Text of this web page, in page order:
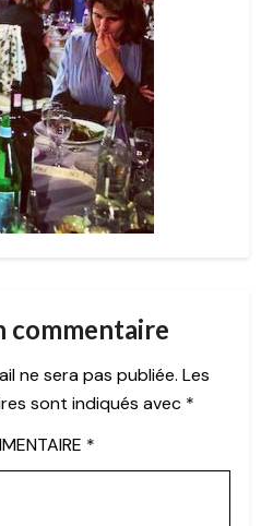
commentaire
ne sera pas publiée. Les
sont indiqués avec *
*